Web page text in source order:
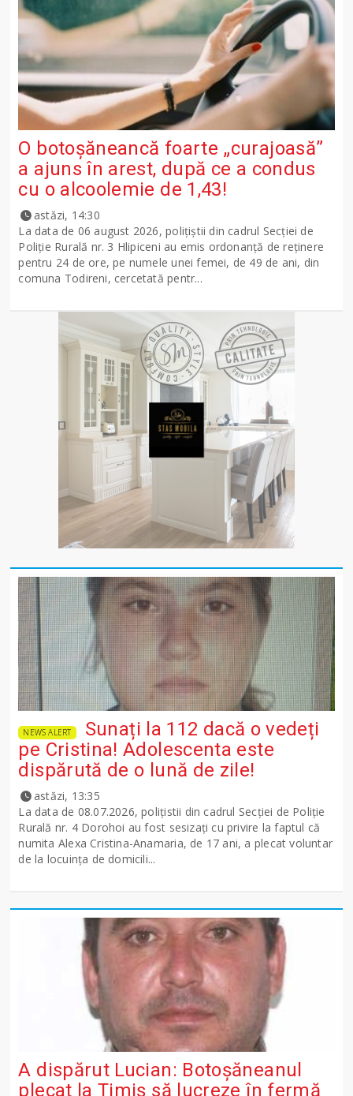
O botoșăneancă foarte „curajoasă”
a ajuns în arest, după ce a condus
cu o alcoolemie de 1,43!
astăzi, 14:30
La data de 06 august 2026, polițiștii din cadrul Secției de
Poliție Rurală nr. 3 Hlipiceni au emis ordonanță de reținere
pentru 24 de ore, pe numele unei femei, de 49 de ani, din
comuna Todireni, cercetată pentr...
NEWS ALERT
Sunați la 112 dacă o vedeți
pe Cristina! Adolescenta este
dispărută de o lună de zile!
astăzi, 13:35
La data de 08.07.2026, polițistii din cadrul Secției de Poliție
Rurală nr. 4 Dorohoi au fost sesizați cu privire la faptul că
numita Alexa Cristina-Anamaria, de 17 ani, a plecat voluntar
de la locuința de domicili...
A dispărut Lucian: Botoșăneanul
plecat la Timiș să lucreze în fermă